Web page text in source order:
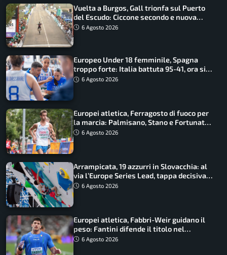
Vuelta a Burgos, Gall trionfa sul Puerto
del Escudo: Ciccone secondo e nuova
maglia di leader
6 Agosto 2026
Europeo Under 18 femminile, Spagna
troppo forte: Italia battuta 95-41, ora si
gioca il Mondiale
6 Agosto 2026
Europei atletica, Ferragosto di fuoco per
la marcia: Palmisano, Stano e Fortunato
guidano l’Italia
6 Agosto 2026
Arrampicata, 19 azzurri in Slovacchia: al
via l’Europe Series Lead, tappa decisiva
per la Speed
6 Agosto 2026
Europei atletica, Fabbri-Weir guidano il
peso: Fantini difende il titolo nel
martello
6 Agosto 2026